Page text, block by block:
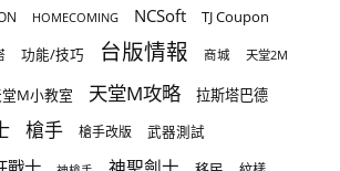
HOMECOMING NCSoft
TJ Coupon
功能/技巧 台版情報 商城 天堂2M
M小教室 天堂M攻略 拉斯塔巴德
槍手 槍手改版 武器測試